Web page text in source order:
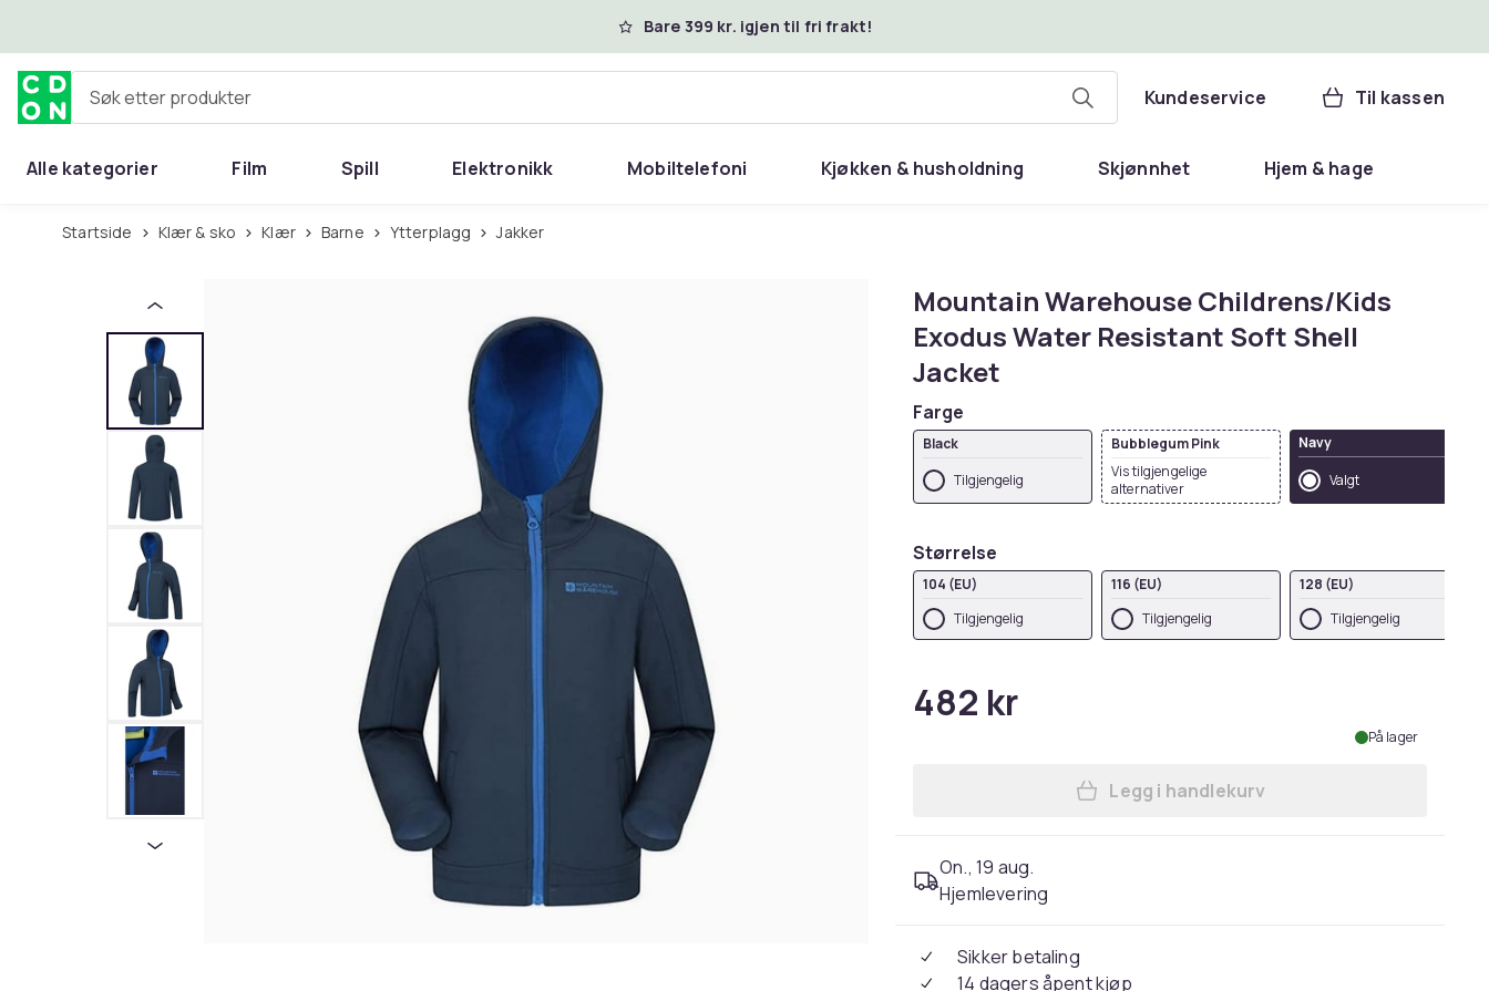
Bare 399 kr. igjen til fri frakt!
Søk etter produkter Kundeservice Til kassen
Alle kategorier Film Spill Elektronikk Mobiltelefoni Kjøkken & husholdning Skjønnhet Hjem & hage
Startside Klær & sko Klær Barne Ytterplagg Jakker
Mountain Warehouse Childrens/Kids
Exodus Water Resistant Soft Shell
Jacket
Farge
Black
Tilgjengelig
Bubblegum Pink
Vis tilgjengelige
alternativer
Navy
Valgt
Størrelse
104 (EU)
Tilgjengelig
116 (EU)
Tilgjengelig
128 (EU)
Tilgjengelig
482 kr
På lager
Legg Mountain Warehouse
Legg i handlekurv
On., 19 aug.
Hjemlevering
Sikker betaling
14 dagers åpent kjøp